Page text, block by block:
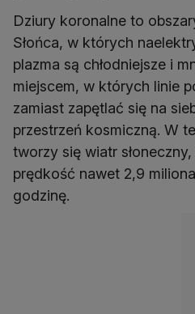
Dziury koronalne to
Słońca, w których
plazma są chłodniejsze i
miejscem, w których linie
zamiast zapętlać się na
przestrzeń kosmiczną. W
tworzy się wiatr
prędkość nawet 2,9
godzinę.